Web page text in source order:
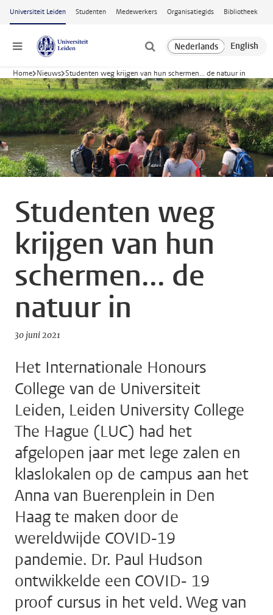
Ga naar hoofdinhoud
Universiteit Leiden Studenten Medewerkers Organisatiegids Bibliotheek
Menu
Home Nieuws Studenten weg krijgen van hun schermen... de natuur in
Studenten weg
krijgen van hun
schermen... de
natuur in
30 juni 2021
Het Internationale Honours
College van de Universiteit
Leiden, Leiden University College
The Hague (LUC) had het
afgelopen jaar met lege zalen en
klaslokalen op de campus aan het
Anna van Buerenplein in Den
Haag te maken door de
wereldwijde COVID-19
pandemie. Dr. Paul Hudson
ontwikkelde een COVID- 19
proof cursus in het veld. Weg van